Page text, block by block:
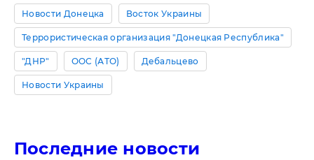
Новости Донецка Восток Украины
Террористическая организация "Донецкая Республика"
"ДНР" ООС (АТО) Дебальцево
Новости Украины
Последние новости